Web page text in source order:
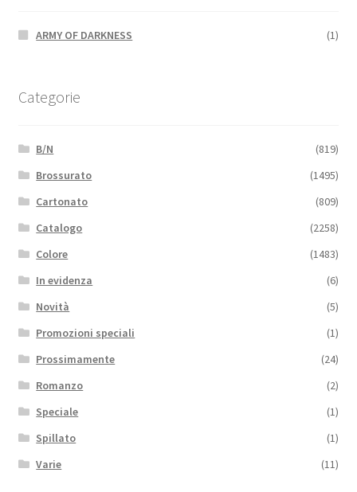
ARMY OF DARKNESS (1)
Categorie
B/N
(819)
Brossurato
(1495)
Cartonato
(809)
Catalogo
(2258)
Colore
(1483)
In evidenza
(6)
Novità
(5)
Promozioni speciali
(1)
Prossimamente
(24)
Romanzo
(2)
Speciale
(1)
Spillato
(1)
Varie
(11)